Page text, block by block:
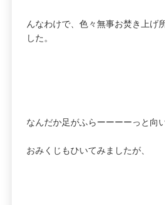
んなわけで、色々無事お焚き上げ
した。
なんだか足がふらーーーーっと向
おみくじもひいてみましたが、